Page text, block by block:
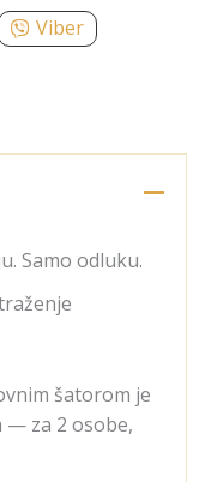
Viber
Samo odluku.
šatorom je
— za 2 osobe,